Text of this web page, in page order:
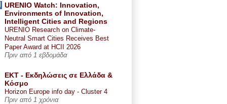
URENIO Watch: Innovation,
Environments of Innovation,
Intelligent Cities and Regions
URENIO Research on Climate-
Neutral Smart Cities Receives Best
Paper Award at HCII 2026
Πριν από 1 εβδομάδα
ΕΚΤ - Εκδηλώσεις σε Ελλάδα &
Κόσμο
Horizon Europe info day - Cluster 4
Πριν από 1 χρόνια